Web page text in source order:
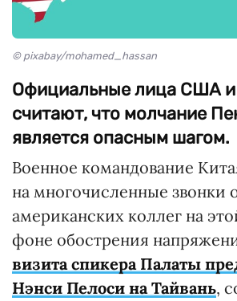
© pixabay/mohamed_hassan
Официальные лица США и
считают, что молчание
является опасным шагом.
Военное командование
на многочисленные звонки
американских коллег на
фоне обострения
визита спикера Палаты
Нэнси Пелоси на Тайвань,